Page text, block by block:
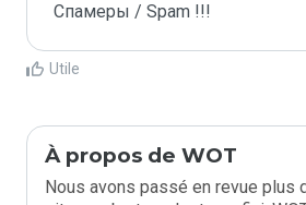
Спамеры / Spam !!!
Utile
À propos de WOT
Nous avons passé en revue plus